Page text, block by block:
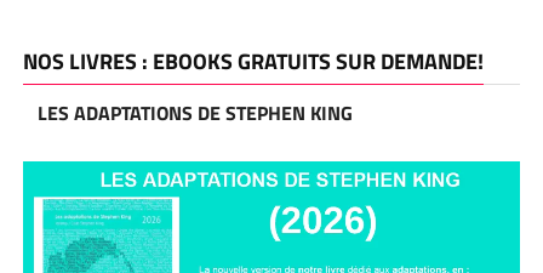
NOS LIVRES : EBOOKS GRATUITS SUR DEMANDE!
LES ADAPTATIONS DE STEPHEN KING